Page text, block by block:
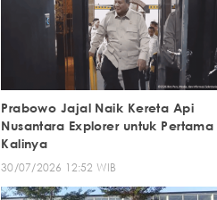
Prabowo Jajal Naik Kereta Api
Nusantara Explorer untuk Pertama
Kalinya
30/07/2026 12:52 WIB